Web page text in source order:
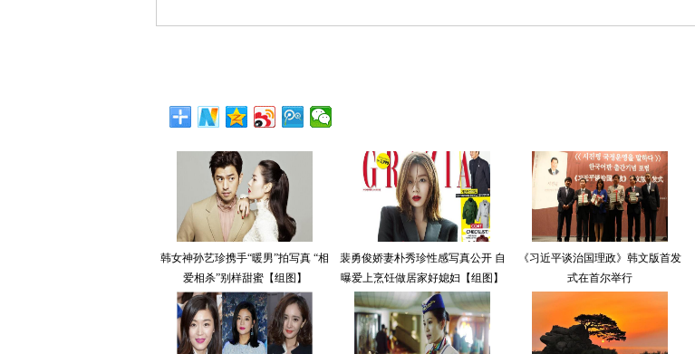
韩女神孙艺珍携手“暖男”拍写真 “相
爱相杀”别样甜蜜【组图】
裴勇俊娇妻朴秀珍性感写真公开 自
曝爱上烹饪做居家好媳妇【组图】
《习近平谈治国理政》韩文版首发
式在首尔举行